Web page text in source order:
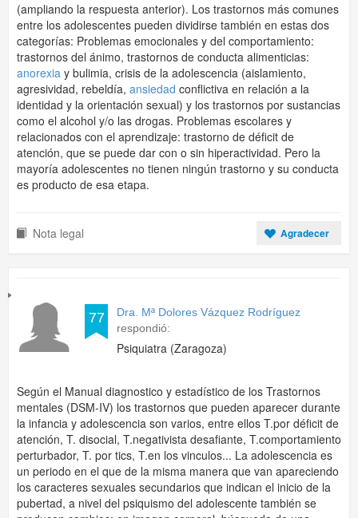
(ampliando la respuesta anterior). Los trastornos más comunes
entre los adolescentes pueden dividirse también en estas dos
categorías: Problemas emocionales y del comportamiento:
trastornos del ánimo, trastornos de conducta alimenticias:
anorexia y bulimia, crisis de la adolescencia (aislamiento,
agresividad, rebeldía, ansiedad conflictiva en relación a la
identidad y la orientación sexual) y los trastornos por sustancias
como el alcohol y/o las drogas. Problemas escolares y
relacionados con el aprendizaje: trastorno de déficit de
atención, que se puede dar con o sin hiperactividad. Pero la
mayoría adolescentes no tienen ningún trastorno y su conducta
es producto de esa etapa.
Nota legal Agradecer
77
Dra. Mª Dolores Vázquez Rodríguez
respondió:
Psiquiatra (Zaragoza)
Según el Manual diagnostico y estadístico de los Trastornos
mentales (DSM-IV) los trastornos que pueden aparecer durante
la infancia y adolescencia son varios, entre ellos T.por déficit de
atención, T. disocial, T.negativista desafiante, T.comportamiento
perturbador, T. por tics, T.en los vinculos... La adolescencia es
un periodo en el que de la misma manera que van apareciendo
los caracteres sexuales secundarios que indican el inicio de la
pubertad, a nivel del psiquismo del adolescente también se